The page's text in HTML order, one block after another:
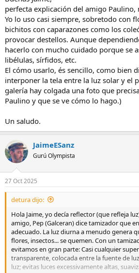
Amazon.es
Es común y lo tienen muchas marcas... el
cada una con una finalidad.
Saludos, Paulino
perfecta explicación del amigo Paulino,
Yo lo uso casi siempre, sobretodo con
bichitos con caparazones como los
provocar destellos. Aunque
hacerlo con mucho cuidado porque se
libélulas, sírfidos, etc.
El cómo usarlo, és sencillo, como bien
interponer la tela entre la luz solar y el
galería hay colgada una foto que
Paulino y que se ve cómo lo hago.)
Un saludo.
JaimeESanz
Gurú Olympista
27 Oct 2025
detura dijo:
Hola Jaime, yo decía reflector (que refleja
amigo, Pep (Galceran) dice tamizador que
adecuado. La luz diurna a menudo genera
flores, insectos... se quemen. Con un
evitamos en gran parte: Casi cualquier
transparente, colocada entre la fuente de
luz; evitas luces excessivamente altas,